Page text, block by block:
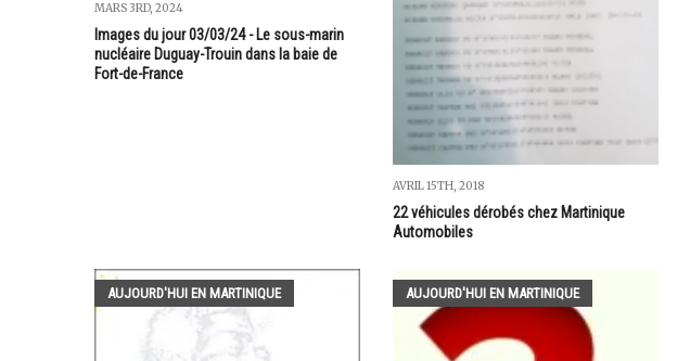
MARS 3RD, 2024
Images du jour 03/03/24 - Le sous-marin
nucléaire Duguay-Trouin dans la baie de
Fort-de-France
AVRIL 15TH, 2018
22 véhicules dérobés chez Martinique
Automobiles
AUJOURD'HUI EN MARTINIQUE AUJOURD'HUI EN MARTINIQUE